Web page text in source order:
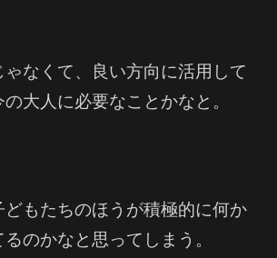
ゃなくて、良い方向に活用して
大人に必要なことかなと。
どもたちのほうが積極的に何か
のかなと思ってしまう。